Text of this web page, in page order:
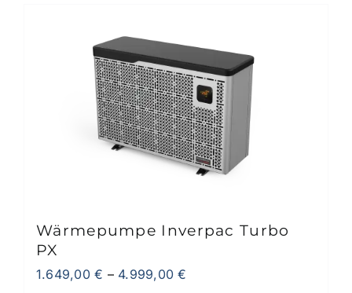
Wärmepumpe Inverpac Turbo
PX
1.649,00€ – 4.999,00€